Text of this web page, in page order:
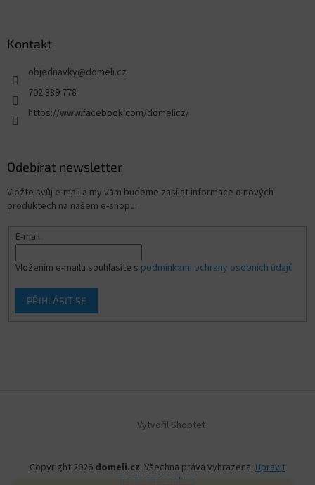
Kontakt
objednavky@domeli.cz
702 389 778
https://www.facebook.com/domelicz/
Odebírat newsletter
Vložte svůj e-mail a my vám budeme zasílat informace o nových
produktech na našem e-shopu.
E-mail
Vložením e-mailu souhlasíte s podmínkami ochrany osobních údajů
PŘIHLÁSIT SE
Vytvořil Shoptet
Copyright 2026 domeli.cz. Všechna práva vyhrazena. Upravit
nastavení cookies